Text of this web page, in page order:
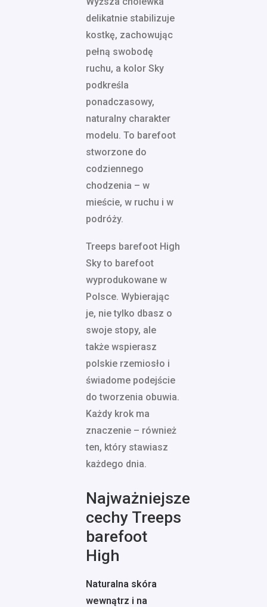
delikatnie stabilizuje
kostkę, zachowując
pełną swobodę
ruchu, a kolor Sky
podkreśla
ponadczasowy,
naturalny charakter
modelu. To barefoot
stworzone do
codziennego
chodzenia – w
mieście, w ruchu i w
podróży.
Treeps barefoot High
Sky to barefoot
wyprodukowane w
Polsce. Wybierając
je, nie tylko dbasz o
swoje stopy, ale
także wspierasz
polskie rzemiosło i
świadome podejście
do tworzenia obuwia.
Każdy krok ma
znaczenie – również
ten, który stawiasz
każdego dnia.
Najważniejsze
cechy Treeps
barefoot
High
Naturalna skóra
wewnątrz i na